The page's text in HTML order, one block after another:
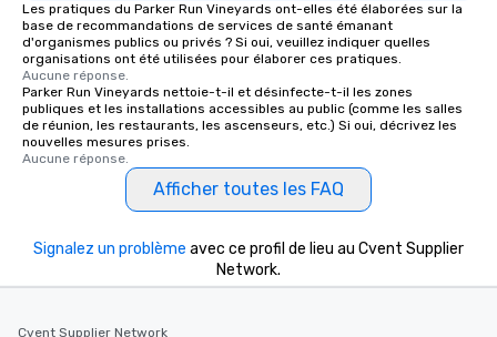
Feel Like a VIP at Each Stop With Lip
Smacking Foodie Tours, you and your
group members never have to worry
about waiting in line to get into a top
restaurant or being shown to a less
than desirable table. On our tours,
everyone is treated like a VIP with
immediate seating upon arrival.
What’s more, your group may receive
from the restaurant chef. Menus can
be printed featuring your logo, too,
which can be an added bonus for all
Les pratiques du Parker Run Vineyards ont-elles été élaborées sur la
base de recommandations de services de santé émanant
d'organismes publics ou privés ? Si oui, veuillez indiquer quelles
organisations ont été utilisées pour élaborer ces pratiques.
Aucune réponse.
Parker Run Vineyards nettoie-t-il et désinfecte-t-il les zones
publiques et les installations accessibles au public (comme les salles
de réunion, les restaurants, les ascenseurs, etc.) Si oui, décrivez les
nouvelles mesures prises.
Aucune réponse.
Afficher toutes les FAQ
Signalez un problème avec ce profil de lieu au Cvent Supplier
Network.
Cvent Supplier Network